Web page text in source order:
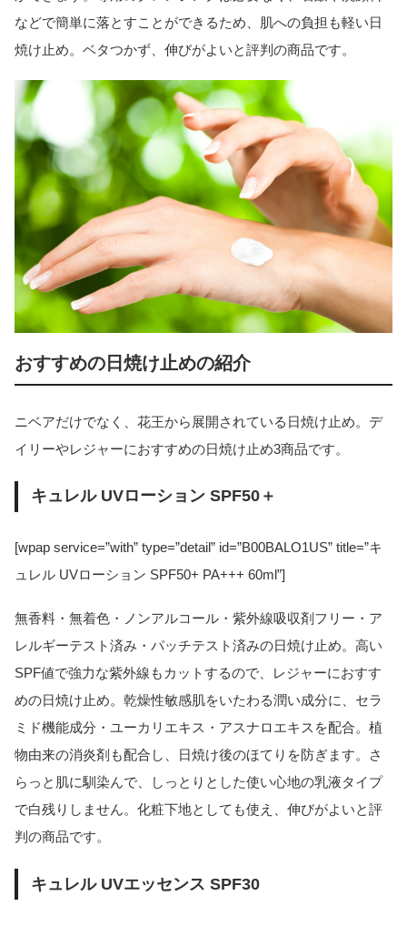
などで簡単に落とすことができるため、肌への負担も軽い日
焼け止め。ベタつかず、伸びがよいと評判の商品です。
おすすめの日焼け止めの紹介
ニベアだけでなく、花王から展開されている日焼け止め。デ
イリーやレジャーにおすすめの日焼け止め3商品です。
キュレル UVローション SPF50＋
[wpap service=”with” type=”detail” id=”B00BALO1US” title=”キ
ュレル UVローション SPF50+ PA+++ 60ml”]
無香料・無着色・ノンアルコール・紫外線吸収剤フリー・ア
レルギーテスト済み・パッチテスト済みの日焼け止め。高い
SPF値で強力な紫外線もカットするので、レジャーにおすす
めの日焼け止め。乾燥性敏感肌をいたわる潤い成分に、セラ
ミド機能成分・ユーカリエキス・アスナロエキスを配合。植
物由来の消炎剤も配合し、日焼け後のほてりを防ぎます。さ
らっと肌に馴染んで、しっとりとした使い心地の乳液タイプ
で白残りしません。化粧下地としても使え、伸びがよいと評
判の商品です。
キュレル UVエッセンス SPF30